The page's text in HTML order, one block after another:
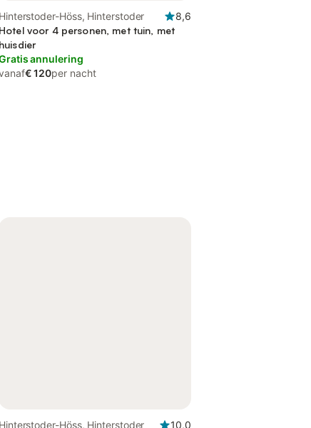
Hinterstoder-Höss, Hinterstoder
8,6
Hotel voor 4 personen, met tuin, met
huisdier
annulering
€ 120per nacht
Hinterstoder-Höss, Hinterstoder 10,0